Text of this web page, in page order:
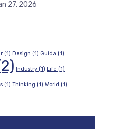
27, 2026
(1) Design (1) Guida (1)
Industry (1) Life (1)
(1) Thinking (1) World (1)